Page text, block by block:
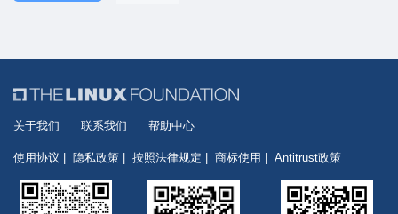
关于我们 联系我们 帮助中心
使用协议 隐私政策 按照法律规定 商标使用 Antitrust政策